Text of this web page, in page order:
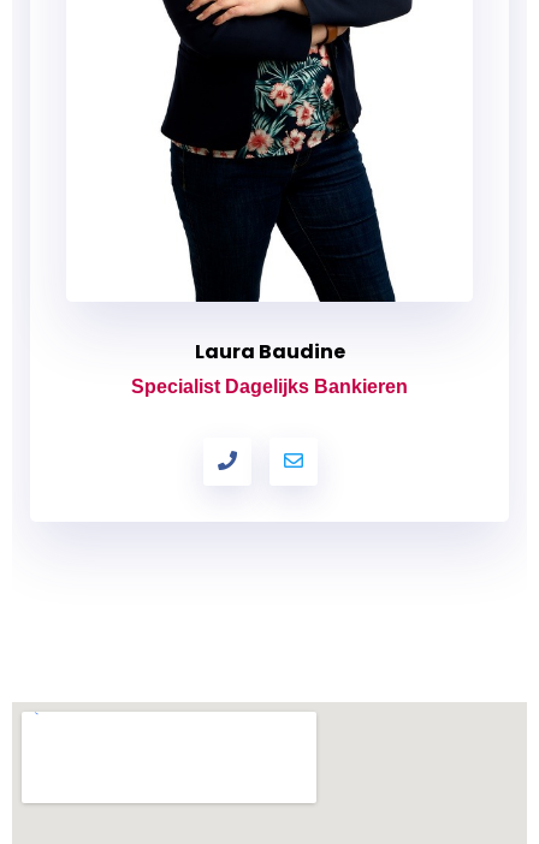
Laura Baudine
Specialist Dagelijks Bankieren